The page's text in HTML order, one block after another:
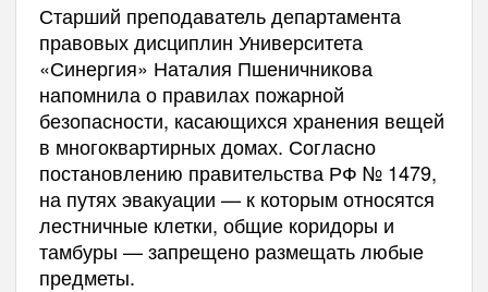
Старший преподаватель департамента
правовых дисциплин Университета
«Синергия» Наталия Пшеничникова
напомнила о правилах пожарной
безопасности, касающихся хранения вещей
в многоквартирных домах. Согласно
постановлению правительства РФ № 1479,
на путях эвакуации — к которым относятся
лестничные клетки, общие коридоры и
тамбуры — запрещено размещать любые
предметы.